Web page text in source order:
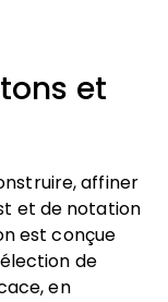
et
affiner
et de notation
est conçue
de
en